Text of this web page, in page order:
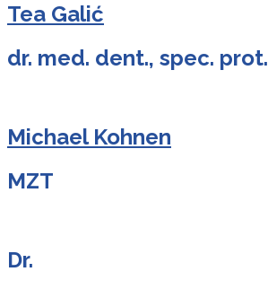
Tea Galić
dr. med. dent., spec. prot.
Michael Kohnen
MZT
Dr.